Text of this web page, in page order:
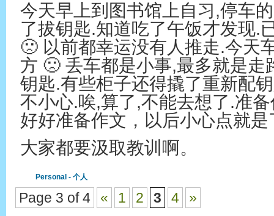
今天早上到图书馆上自习,停车
了拔钥匙.知道吃了午饭才发现.
🙁 以前都幸运没有人推走.今天
方 🙁 丢车都是小事,最多就是走
钥匙.有些柜子还得撬了重新配
不小心.唉,算了,不能去想了.准
好好准备作文，以后小心点就是
大家都要汲取教训啊。
Personal - 个人
Page 3 of 4 « 1 2 3 4 »